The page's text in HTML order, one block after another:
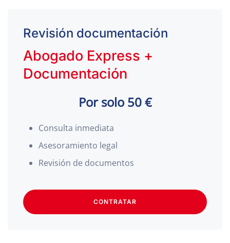
Revisión documentación
Abogado Express +
Documentación
Por solo 50 €
Consulta inmediata
Asesoramiento legal
Revisión de documentos
CONTRATAR